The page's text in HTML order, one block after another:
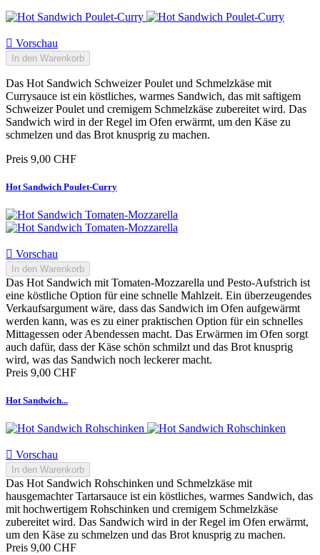
 Vorschau
In den Warenkorb
Das Hot Sandwich Schweizer Poulet und Schmelzkäse mit
Currysauce ist ein köstliches, warmes Sandwich, das mit saftigem
Schweizer Poulet und cremigem Schmelzkäse zubereitet wird. Das
Sandwich wird in der Regel im Ofen erwärmt, um den Käse zu
schmelzen und das Brot knusprig zu machen.
Preis 9,00 CHF
Hot Sandwich Poulet-Curry
 Vorschau
In den Warenkorb
Das Hot Sandwich mit Tomaten-Mozzarella und Pesto-Aufstrich ist
eine köstliche Option für eine schnelle Mahlzeit. Ein überzeugendes
Verkaufsargument wäre, dass das Sandwich im Ofen aufgewärmt
werden kann, was es zu einer praktischen Option für ein schnelles
Mittagessen oder Abendessen macht. Das Erwärmen im Ofen sorgt
auch dafür, dass der Käse schön schmilzt und das Brot knusprig
wird, was das Sandwich noch leckerer macht.
Preis 9,00 CHF
Hot Sandwich...
 Vorschau
In den Warenkorb
Das Hot Sandwich Rohschinken und Schmelzkäse mit
hausgemachter Tartarsauce ist ein köstliches, warmes Sandwich, das
mit hochwertigem Rohschinken und cremigem Schmelzkäse
zubereitet wird. Das Sandwich wird in der Regel im Ofen erwärmt,
um den Käse zu schmelzen und das Brot knusprig zu machen.
Preis 9,00 CHF